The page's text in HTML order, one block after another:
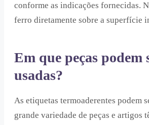
conforme as indicações fornecidas.
ferro diretamente sobre a superfície
Em que peças podem
usadas?
As etiquetas termoaderentes podem
grande variedade de peças e artigos